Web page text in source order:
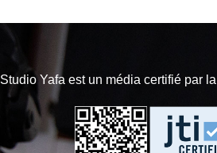
Studio Yafa est un média certifié par la